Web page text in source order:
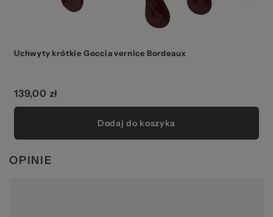
Uchwyty krótkie Goccia vernice Bordeaux
139,00 zł
Dodaj do koszyka
OPINIE